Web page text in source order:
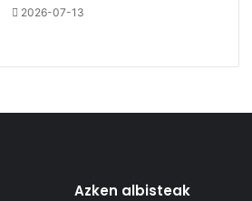
2026-07-13
Azken albisteak